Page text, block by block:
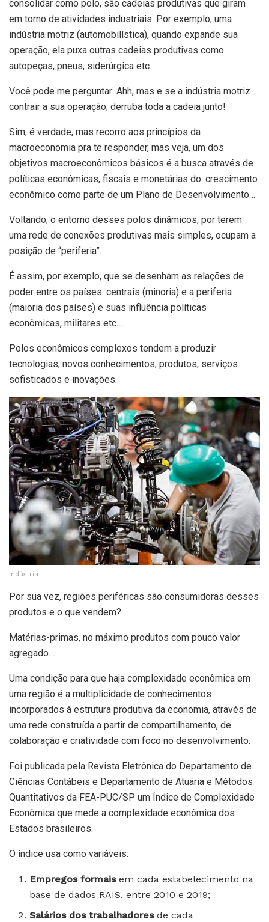
consolidar como polo, são cadeias produtivas que giram
em torno de atividades industriais. Por exemplo, uma
indústria motriz (automobilística), quando expande sua
operação, ela puxa outras cadeias produtivas como
autopeças, pneus, siderúrgica etc.
Você pode me perguntar: Ahh, mas e se a indústria motriz
contrair a sua operação, derruba toda a cadeia junto!
Sim, é verdade, mas recorro aos princípios da
macroeconomia pra te responder, mas veja, um dos
objetivos macroeconômicos básicos é a busca através de
políticas econômicas, fiscais e monetárias do: crescimento
econômico como parte de um Plano de Desenvolvimento…
Voltando, o entorno desses polos dinâmicos, por terem
uma rede de conexões produtivas mais simples, ocupam a
posição de “periferia”.
É assim, por exemplo, que se desenham as relações de
poder entre os países: centrais (minoria) e a periferia
(maioria dos países) e suas influência políticas
econômicas, militares etc…
Polos econômicos complexos tendem a produzir
tecnologias, novos conhecimentos, produtos, serviços
sofisticados e inovações.
Indústria
Por sua vez, regiões periféricas são consumidoras desses
produtos e o que vendem?
Matérias-primas, no máximo produtos com pouco valor
agregado…
Uma condição para que haja complexidade econômica em
uma região é a multiplicidade de conhecimentos
incorporados à estrutura produtiva da economia, através de
uma rede construída a partir de compartilhamento, de
colaboração e criatividade com foco no desenvolvimento.
Foi publicada pela Revista Eletrônica do Departamento de
Ciências Contábeis e Departamento de Atuária e Métodos
Quantitativos da FEA-PUC/SP um Índice de Complexidade
Econômica que mede a complexidade econômica dos
Estados brasileiros.
O índice usa como variáveis:
Empregos formaisem cada estabelecimento na
base de dados RAIS, entre 2010 e 2019;
Salários dos trabalhadoresde cada